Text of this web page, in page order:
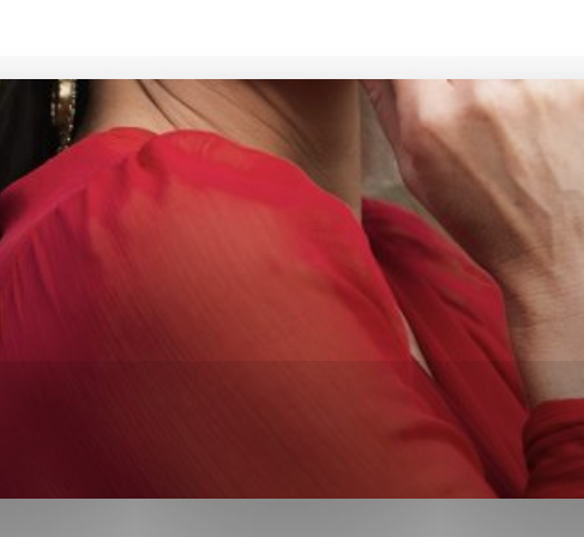
pre prevádzku nevyhnutné a pomáhajú urobiť webové
ako je navigácia na stránke a prístup k zabezpečeným
cookie nemôže web správne fungovať.
prevádzkovateľovi stránok pochopiť, ako návštevníci
a ponúknuť im lepšiu skúsenosť. Všetky dáta sa zbierajú
osobou.
Viac informácií